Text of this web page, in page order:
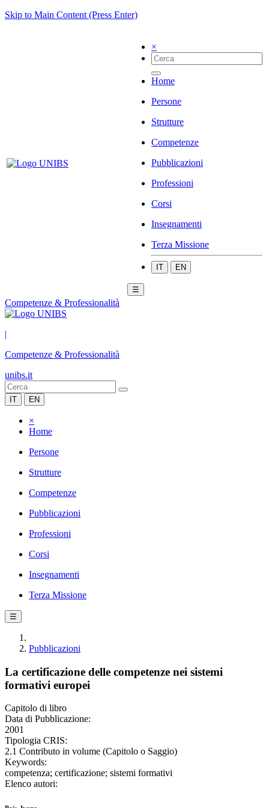
Skip to Main Content (Press Enter)
×
Home
Persone
Strutture
Competenze
Pubblicazioni
Professioni
Corsi
Insegnamenti
Terza Missione
IT EN
☰
Competenze & Professionalità
|
Competenze & Professionalità
unibs.it
IT EN
×
Home
Persone
Strutture
Competenze
Pubblicazioni
Professioni
Corsi
Insegnamenti
Terza Missione
☰
Pubblicazioni
La certificazione delle competenze nei sistemi
formativi europei
Capitolo di libro
Data di Pubblicazione:
2001
Tipologia CRIS:
2.1 Contributo in volume (Capitolo o Saggio)
Keywords:
competenza; certificazione; sistemi formativi
Elenco autori: